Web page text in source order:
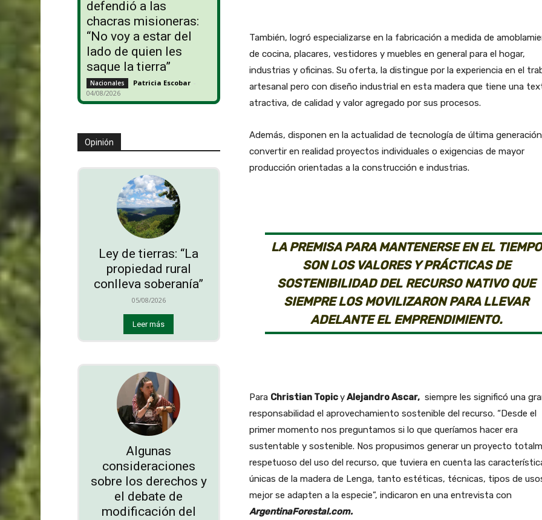
defendió a las
chacras misioneras:
“No voy a estar del
lado de quien les
saque la tierra”
Nacionales Patricia Escobar -
04/08/2026
Opinión
Ley de tierras: “La
propiedad rural
conlleva soberanía”
05/08/2026
Leer más
Algunas
consideraciones
sobre los derechos y
el debate de
modificación del
También, logró especializarse en la fabricación a medida de
de cocina, placares, vestidores y muebles en general para el hogar,
industrias y oficinas. Su oferta, la distingue por la experiencia en el
artesanal pero con diseño industrial en esta madera que tiene una
atractiva, de calidad y valor agregado por sus procesos.
Además, disponen en la actualidad de tecnología de última
convertir en realidad proyectos individuales o exigencias de mayor
producción orientadas a la construcción e industrias.
LA PREMISA PARA MANTENERSE EN EL TIEMPO
SON LOS VALORES Y PRÁCTICAS DE
SOSTENIBILIDAD DEL RECURSO NATIVO QUE
SIEMPRE LOS MOVILIZARON PARA LLEVAR
ADELANTE EL EMPRENDIMIENTO.
Para Christian TopicyAlejandro Ascar,siempre les significó una
responsabilidad el aprovechamiento sostenible del recurso. “Desde el
primer momento nos preguntamos si lo que queríamos hacer era
sustentable y sostenible. Nos propusimos generar un proyecto
respetuoso del uso del recurso, que tuviera en cuenta las
únicas de la madera de Lenga, tanto estéticas, técnicas, tipos de
mejor se adapten a la especie”, indicaron en una entrevista con
ArgentinaForestal.com.